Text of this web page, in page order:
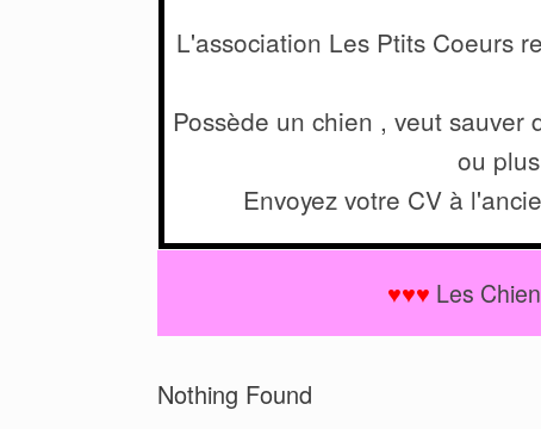
L'association Les Ptits Coeurs
Possède un chien , veut
ou
Envoyez votre CV à
♥♥♥ Les
Nothing Found